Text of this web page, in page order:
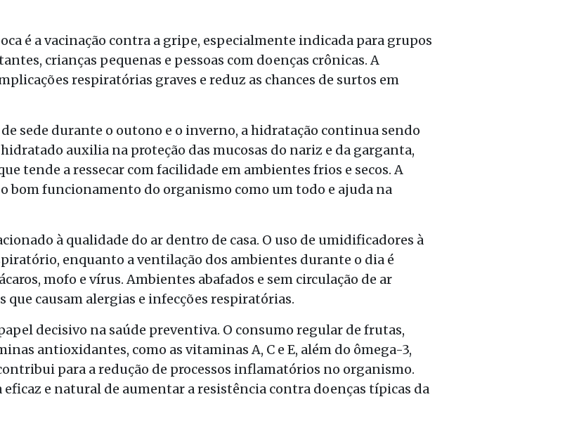
é a vacinação contra a gripe, especialmente indicada para grupos
crianças pequenas e pessoas com doenças crônicas. A
respiratórias graves e reduz as chances de surtos em
de sede durante o outono e o inverno, a hidratação continua sendo
auxilia na proteção das mucosas do nariz e da garganta,
tende a ressecar com facilidade em ambientes frios e secos. A
bom funcionamento do organismo como um todo e ajuda na
à qualidade do ar dentro de casa. O uso de umidificadores à
enquanto a ventilação dos ambientes durante o dia é
mofo e vírus. Ambientes abafados e sem circulação de ar
que causam alergias e infecções respiratórias.
decisivo na saúde preventiva. O consumo regular de frutas,
antioxidantes, como as vitaminas A, C e E, além do ômega-3,
para a redução de processos inflamatórios no organismo.
e natural de aumentar a resistência contra doenças típicas da